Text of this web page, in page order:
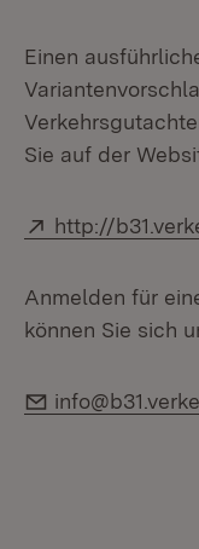
Einen
Sie auf der
Extern:
http://
Anmelden für
können Sie sich
E-Mail: